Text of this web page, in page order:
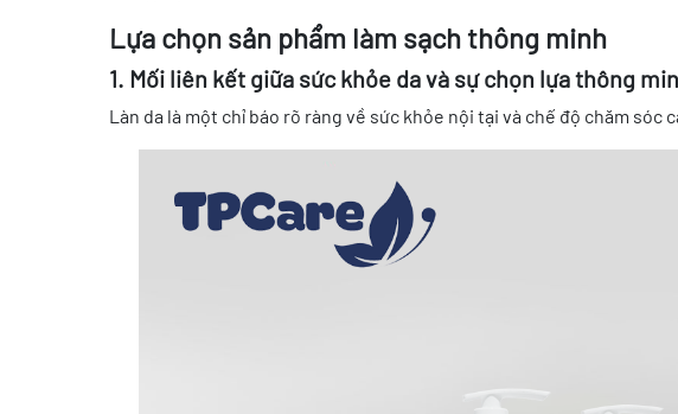
Lựa chọn sản phẩm làm sạch thông minh
1. Mối liên kết giữa sức khỏe da và sự chọn lựa thông
Làn da là một chỉ báo rõ ràng về sức khỏe nội tại và chế độ chăm sóc